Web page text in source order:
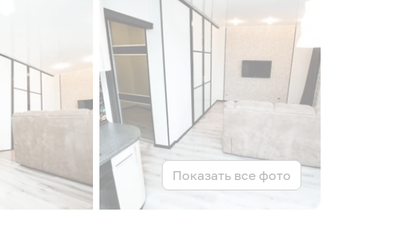
Показать все фото